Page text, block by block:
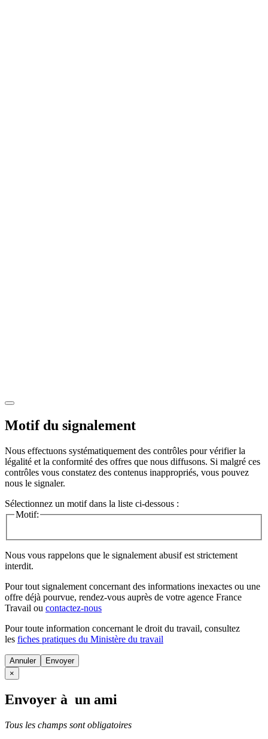
Motif du signalement
Nous effectuons systématiquement des contrôles pour vérifier la
légalité et la conformité des offres que nous diffusons. Si malgré ces
contrôles vous constatez des contenus inappropriés, vous pouvez
nous le signaler.
Sélectionnez un motif dans la liste ci-dessous :
Motif:
Nous vous rappelons que le signalement abusif est strictement
interdit.
Pour tout signalement concernant des informations inexactes ou une
offre déjà pourvue, rendez-vous auprès de votre agence France
Travail ou contactez-nous
Pour toute information concernant le droit du travail, consultez
les fiches pratiques du Ministère du travail
Annuler
×
Envoyer à un ami
Tous les champs sont obligatoires